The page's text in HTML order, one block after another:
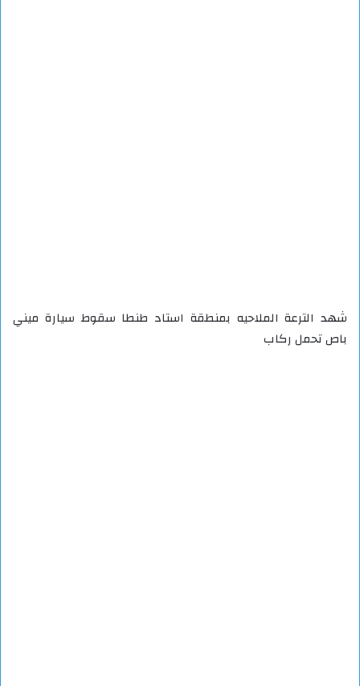
شهد الترعة الملاحيه بمنطقة استاد طنطا سقوط سيارة ميني
باص تحمل ركاب